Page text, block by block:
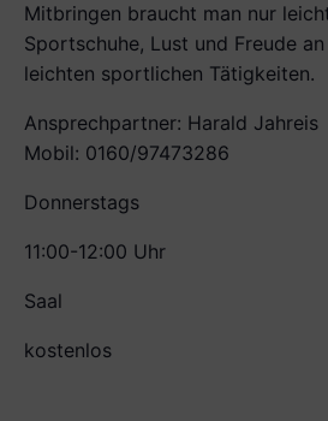
Mitbringen braucht man nur
Sportschuhe, Lust und Freude
leichten sportlichen Tätigkeiten.
Ansprechpartner: Harald Jahreis
Mobil: 0160/97473286
Donnerstags
11:00-12:00 Uhr
Saal
kostenlos